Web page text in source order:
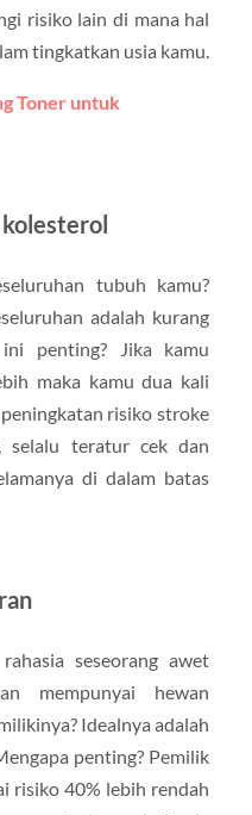
risiko lain di mana hal
tingkatkan usia kamu.
Toner untuk
tubuh kamu?
adalah kurang
penting? Jika kamu
maka kamu dua kali
risiko stroke
selalu teratur cek dan
di dalam batas
seseorang awet
mempunyai hewan
Idealnya adalah
penting? Pemilik
risiko 40% lebih rendah